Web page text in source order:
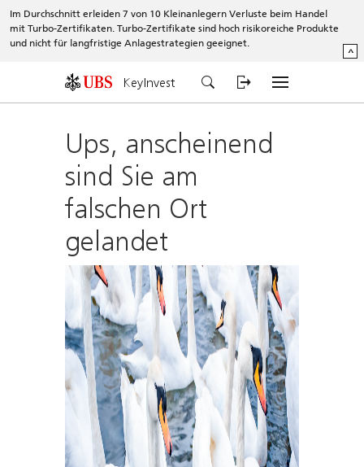
Im Durchschnitt erleiden 7 von 10 Kleinanlegern Verluste beim Handel
mit Turbo-Zertifikaten. Turbo-Zertifikate sind hoch risikoreiche Produkte
und nicht für langfristige Anlagestrategien geeignet.
^
KeyInvest
Ups, anscheinend
sind Sie am
falschen Ort
gelandet